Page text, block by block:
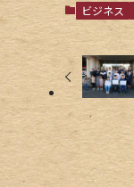
ビジネス